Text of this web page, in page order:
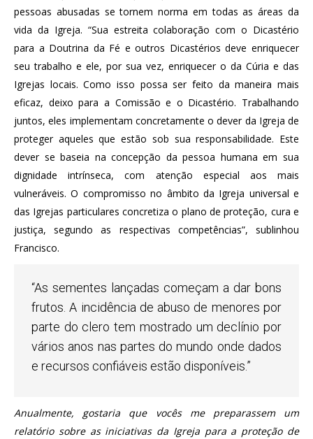
pessoas abusadas se tornem norma em todas as áreas da
vida da Igreja. “Sua estreita colaboração com o Dicastério
para a Doutrina da Fé e outros Dicastérios deve enriquecer
seu trabalho e ele, por sua vez, enriquecer o da Cúria e das
Igrejas locais. Como isso possa ser feito da maneira mais
eficaz, deixo para a Comissão e o Dicastério. Trabalhando
juntos, eles implementam concretamente o dever da Igreja de
proteger aqueles que estão sob sua responsabilidade. Este
dever se baseia na concepção da pessoa humana em sua
dignidade intrínseca, com atenção especial aos mais
vulneráveis. O compromisso no âmbito da Igreja universal e
das Igrejas particulares concretiza o plano de proteção, cura e
justiça, segundo as respectivas competências”, sublinhou
Francisco.
“As sementes lançadas começam a dar bons
frutos. A incidência de abuso de menores por
parte do clero tem mostrado um declínio por
vários anos nas partes do mundo onde dados
e recursos confiáveis ​​estão disponíveis.”
Anualmente, gostaria que vocês me preparassem um
relatório sobre as iniciativas da Igreja para a proteção de